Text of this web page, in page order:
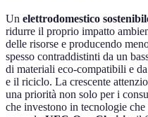
Un elettrodomestico
ridurre il proprio impatto
delle risorse e producendo
spesso contraddistinti da un
di materiali eco-compatibili e
e il riciclo. La crescente
una priorità non solo per i
che investono in tecnologie